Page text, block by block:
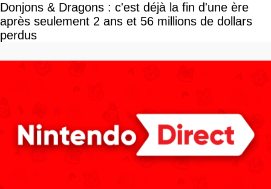
Donjons & Dragons : c'est déjà la fin d'une ère
après seulement 2 ans et 56 millions de dollars
perdus